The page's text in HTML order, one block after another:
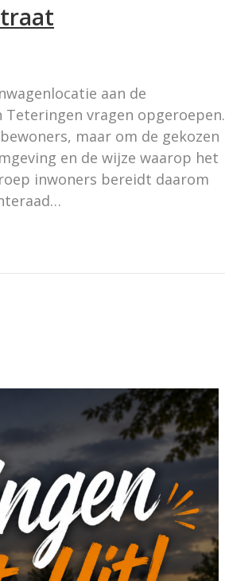
aan de
vragen opgeroepen.
maar om de gekozen
en de wijze waarop het
inwoners bereidt daarom